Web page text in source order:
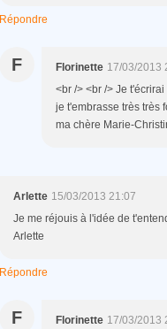
Répondre
F Florinette 17/03/2013
<br /> <br /> Je
je t'embrasse très très
ma chère Marie-
Arlette 15/03/2013 21:07
Je me réjouis à l'idée de
Arlette
Répondre
F Florinette 17/03/2013